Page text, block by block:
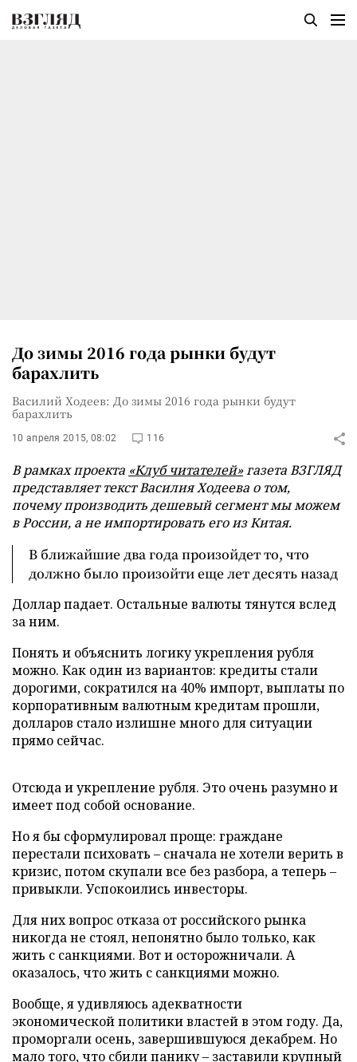
До зимы 2016 года рынки будут
барахлить
Василий Ходеев: До зимы 2016 года рынки будут
барахлить
10 апреля 2015, 08:02 116
В рамках проекта «Клуб читателей»газета ВЗГЛЯД
представляет текст Василия Ходеева о том,
почему производить дешевый сегмент мы можем
в России, а не импортировать его из Китая.
В ближайшие два года произойдет то, что
должно было произойти еще лет десять назад
Доллар падает. Остальные валюты тянутся вслед
за ним.
Понять и объяснить логику укрепления рубля
можно. Как один из вариантов: кредиты стали
дорогими, сократился на 40% импорт, выплаты по
корпоративным валютным кредитам прошли,
долларов стало излишне много для ситуации
прямо сейчас.
Отсюда и укрепление рубля. Это очень разумно и
имеет под собой основание.
Но я бы сформулировал проще: граждане
перестали психовать – сначала не хотели верить в
кризис, потом скупали все без разбора, а теперь –
привыкли. Успокоились инвесторы.
Для них вопрос отказа от российского рынка
никогда не стоял, непонятно было только, как
жить с санкциями. Вот и осторожничали. А
оказалось, что жить с санкциями можно.
Вообще, я удивляюсь адекватности
экономической политики властей в этом году. Да,
проморгали осень, завершившуюся декабрем. Но
мало того, что сбили панику – заставили крупный